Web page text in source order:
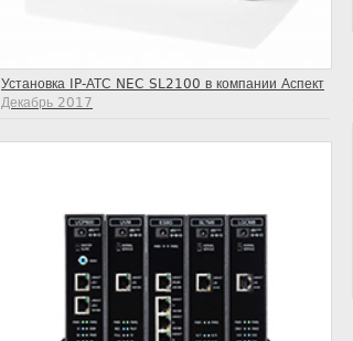
Установка IP-АТС NEC SL2100 в компании Аспект
Декабрь 2017